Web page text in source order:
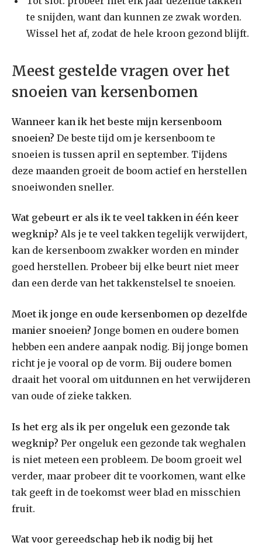
te snijden, want dan kunnen ze zwak worden.
Wissel het af, zodat de hele kroon gezond blijft.
Meest gestelde vragen over het
snoeien van kersenbomen
Wanneer kan ik het beste mijn kersenboom
snoeien? De beste tijd om je kersenboom te
snoeien is tussen april en september. Tijdens
deze maanden groeit de boom actief en herstellen
snoeiwonden sneller.
Wat gebeurt er als ik te veel takken in één keer
wegknip? Als je te veel takken tegelijk verwijdert,
kan de kersenboom zwakker worden en minder
goed herstellen. Probeer bij elke beurt niet meer
dan een derde van het takkenstelsel te snoeien.
Moet ik jonge en oude kersenbomen op dezelfde
manier snoeien? Jonge bomen en oudere bomen
hebben een andere aanpak nodig. Bij jonge bomen
richt je je vooral op de vorm. Bij oudere bomen
draait het vooral om uitdunnen en het verwijderen
van oude of zieke takken.
Is het erg als ik per ongeluk een gezonde tak
wegknip? Per ongeluk een gezonde tak weghalen
is niet meteen een probleem. De boom groeit wel
verder, maar probeer dit te voorkomen, want elke
tak geeft in de toekomst weer blad en misschien
fruit.
Wat voor gereedschap heb ik nodig bij het